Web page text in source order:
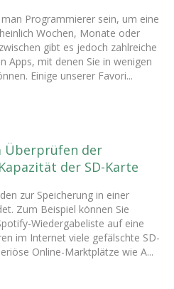
Programmierer sein, um eine
Wochen, Monate oder
gibt es jedoch zahlreiche
Apps, mit denen Sie in wenigen
Einige unserer Favori...
Überprüfen der
der SD-Karte
zur Speicherung in einer
Zum Beispiel können Sie
Wiedergabeliste auf eine
im Internet viele gefälschte SD-
Online-Marktplätze wie A...